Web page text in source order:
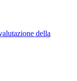
della